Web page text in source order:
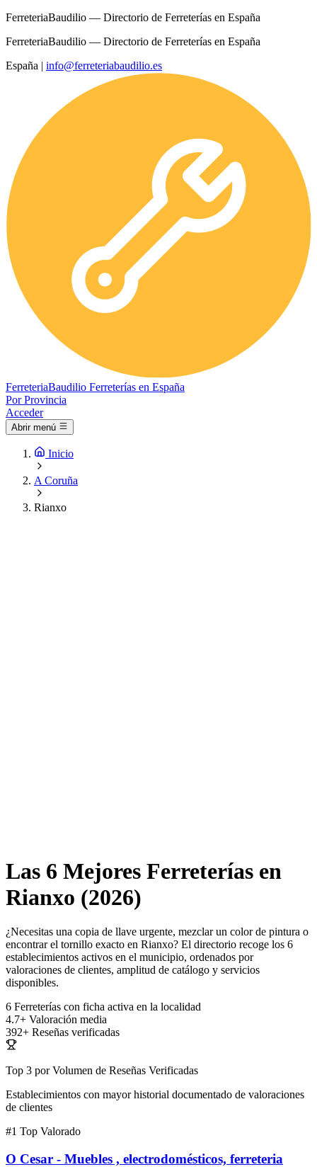
FerreteriaBaudilio — Directorio de Ferreterías en España
FerreteriaBaudilio — Directorio de Ferreterías en España
España | info@ferreteriabaudilio.es
FerreteriaBaudilio Ferreterías en España
Por Provincia
Acceder
Abrir menú
Inicio
A Coruña
Rianxo
Las 6 Mejores Ferreterías en
Rianxo (2026)
¿Necesitas una copia de llave urgente, mezclar un color de pintura o
encontrar el tornillo exacto en Rianxo? El directorio recoge los 6
establecimientos activos en el municipio, ordenados por
valoraciones de clientes, amplitud de catálogo y servicios
disponibles.
6 Ferreterías con ficha activa en la localidad
4.7+ Valoración media
392+ Reseñas verificadas
Top 3 por Volumen de Reseñas Verificadas
Establecimientos con mayor historial documentado de valoraciones
de clientes
#1 Top Valorado
O Cesar - Muebles , electrodomésticos, ferreteria